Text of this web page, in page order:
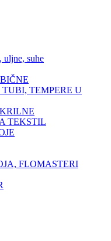
uljne, suhe
TUBI, TEMPERE U
TEKSTIL
FLOMASTERI